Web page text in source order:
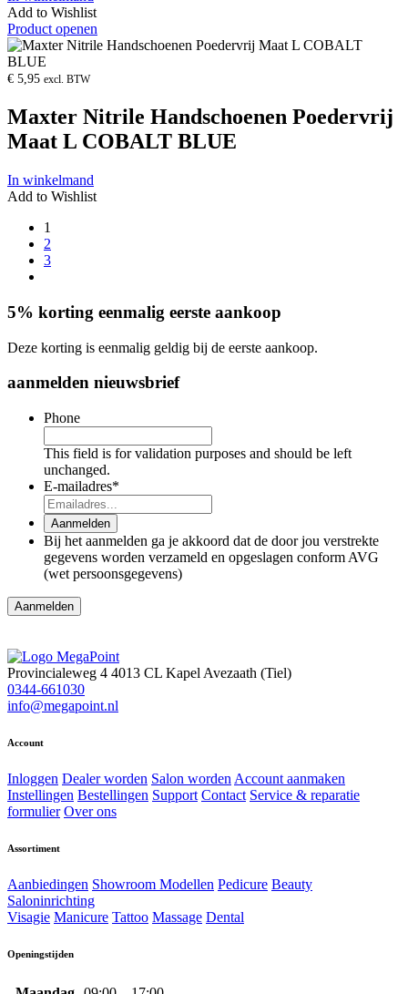
Add to Wishlist
Product openen
€ 5,95 excl. BTW
Maxter Nitrile Handschoenen Poedervrij
Maat L COBALT BLUE
In winkelmand
Add to Wishlist
1
2
3
5% korting eenmalig eerste aankoop
Deze korting is eenmalig geldig bij de eerste aankoop.
aanmelden nieuwsbrief
Phone
This field is for validation purposes and should be left
unchanged.
E-mailadres*
Aanmelden
Bij het aanmelden ga je akkoord dat de door jou verstrekte
gegevens worden verzameld en opgeslagen conform AVG
(wet persoonsgegevens)
Provincialeweg 4 4013 CL Kapel Avezaath (Tiel)
0344-661030
info@megapoint.nl
Account
Inloggen Dealer worden Salon worden Account aanmaken
Instellingen Bestellingen Support Contact Service & reparatie
formulier Over ons
Assortiment
Aanbiedingen Showroom Modellen Pedicure Beauty
Saloninrichting
Visagie Manicure Tattoo Massage Dental
Openingstijden